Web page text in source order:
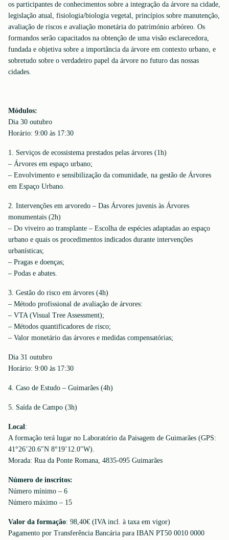
os participantes de conhecimentos sobre a integração da árvore na cidade,
legislação atual, fisiologia/biologia vegetal, princípios sobre manutenção,
avaliação de riscos e avaliação monetária do património arbóreo. Os
formandos serão capacitados na obtenção de uma visão esclarecedora,
fundada e objetiva sobre a importância da árvore em contexto urbano, e
sobretudo sobre o verdadeiro papel da árvore no futuro das nossas
cidades.
Módulos:
Dia 30 outubro
Horário: 9:00 às 17:30
1. Serviços de ecossistema prestados pelas árvores (1h)
– Árvores em espaço urbano;
– Envolvimento e sensibilização da comunidade, na gestão de Árvores
em Espaço Urbano.
2. Intervenções em arvoredo – Das Árvores juvenis às Árvores
monumentais (2h)
– Do viveiro ao transplante – Escolha de espécies adaptadas ao espaço
urbano e quais os procedimentos indicados durante intervenções
urbanísticas;
– Pragas e doenças;
– Podas e abates.
3. Gestão do risco em árvores (4h)
– Método profissional de avaliação de árvores:
– VTA (Visual Tree Assessment);
– Métodos quantificadores de risco;
– Valor monetário das árvores e medidas compensatórias;
Dia 31 outubro
Horário: 9:00 às 17:30
4. Caso de Estudo – Guimarães (4h)
5. Saída de Campo (3h)
Local:
A formação terá lugar no Laboratório da Paisagem de Guimarães (GPS:
41°26’20.6″N 8°19’12.0″W).
Morada: Rua da Ponte Romana, 4835-095 Guimarães
Número de inscritos:
Número mínimo – 6
Número máximo – 15
Valor da formação: 98,40€ (IVA incl. à taxa em vigor)
Pagamento por Transferência Bancária para IBAN PT50 0010 0000